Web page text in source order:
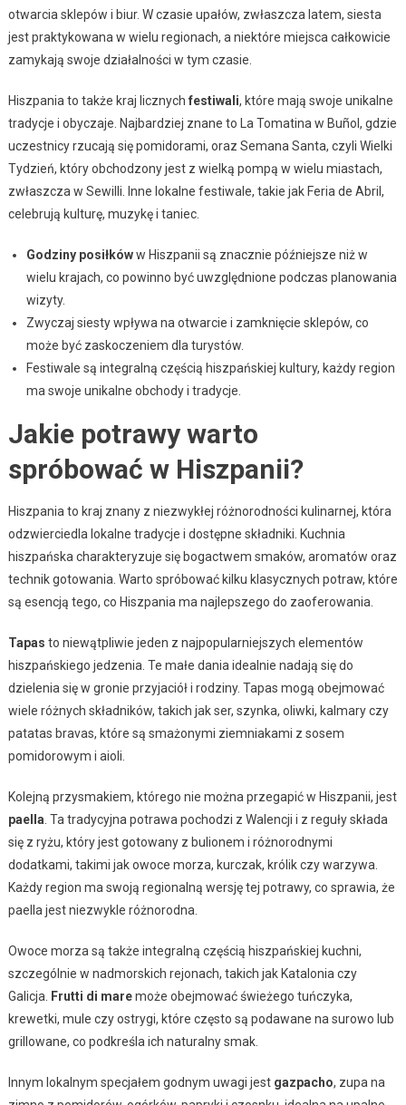
otwarcia sklepów i biur. W czasie upałów, zwłaszcza latem, siesta
jest praktykowana w wielu regionach, a niektóre miejsca całkowicie
zamykają swoje działalności w tym czasie.
Hiszpania to także kraj licznych festiwali, które mają swoje unikalne
tradycje i obyczaje. Najbardziej znane to La Tomatina w Buñol, gdzie
uczestnicy rzucają się pomidorami, oraz Semana Santa, czyli Wielki
Tydzień, który obchodzony jest z wielką pompą w wielu miastach,
zwłaszcza w Sewilli. Inne lokalne festiwale, takie jak Feria de Abril,
celebrują kulturę, muzykę i taniec.
Godziny posiłkóww Hiszpanii są znacznie późniejsze niż w
wielu krajach, co powinno być uwzględnione podczas planowania
wizyty.
Zwyczaj siesty wpływa na otwarcie i zamknięcie sklepów, co
może być zaskoczeniem dla turystów.
Festiwale są integralną częścią hiszpańskiej kultury, każdy region
ma swoje unikalne obchody i tradycje.
Jakie potrawy warto
spróbować w Hiszpanii?
Hiszpania to kraj znany z niezwykłej różnorodności kulinarnej, która
odzwierciedla lokalne tradycje i dostępne składniki. Kuchnia
hiszpańska charakteryzuje się bogactwem smaków, aromatów oraz
technik gotowania. Warto spróbować kilku klasycznych potraw, które
są esencją tego, co Hiszpania ma najlepszego do zaoferowania.
Tapas to niewątpliwie jeden z najpopularniejszych elementów
hiszpańskiego jedzenia. Te małe dania idealnie nadają się do
dzielenia się w gronie przyjaciół i rodziny. Tapas mogą obejmować
wiele różnych składników, takich jak ser, szynka, oliwki, kalmary czy
patatas bravas, które są smażonymi ziemniakami z sosem
pomidorowym i aioli.
Kolejną przysmakiem, którego nie można przegapić w Hiszpanii, jest
paella . Ta tradycyjna potrawa pochodzi z Walencji i z reguły składa
się z ryżu, który jest gotowany z bulionem i różnorodnymi
dodatkami, takimi jak owoce morza, kurczak, królik czy warzywa.
Każdy region ma swoją regionalną wersję tej potrawy, co sprawia, że
paella jest niezwykle różnorodna.
Owoce morza są także integralną częścią hiszpańskiej kuchni,
szczególnie w nadmorskich rejonach, takich jak Katalonia czy
Galicja.
Frutti di maremoże obejmować świeżego tuńczyka,
krewetki, mule czy ostrygi, które często są podawane na surowo lub
grillowane, co podkreśla ich naturalny smak.
Innym lokalnym specjałem godnym uwagi jest gazpacho, zupa na